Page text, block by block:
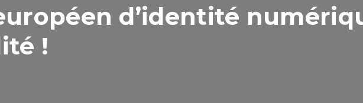
d’identité
!